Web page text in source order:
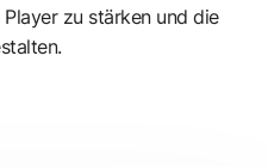
zu stärken und die